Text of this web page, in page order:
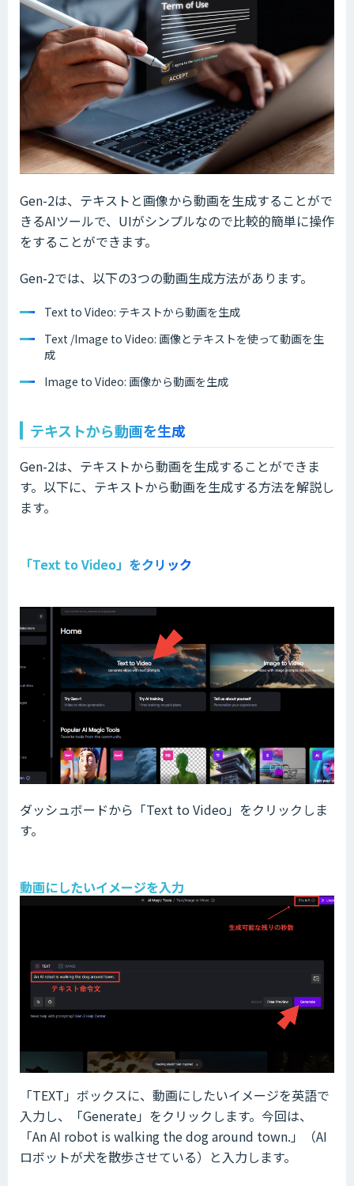
Gen-2は、テキストと画像から動画を生成することがで
きるAIツールで、UIがシンプルなので比較的簡単に操作
をすることができます。
Gen-2では、以下の3つの動画生成方法があります。
Text to Video: テキストから動画を生成
Text /Image to Video: 画像とテキストを使って動画を生
成
Image to Video: 画像から動画を生成
テキストから動画を生成
Gen-2は、テキストから動画を生成することができま
す。以下に、テキストから動画を生成する方法を解説し
ます。
「Text to Video」をクリック
ダッシュボードから「Text to Video」をクリックしま
す。
動画にしたいイメージを入力
「TEXT」ボックスに、動画にしたいイメージを英語で
入力し、「Generate」をクリックします。今回は、
「An AI robot is walking the dog around town.」（AI
ロボットが犬を散歩させている）と入力します。